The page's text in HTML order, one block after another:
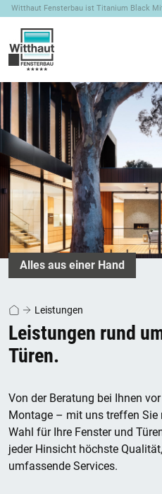
Witthaut Fensterbau ist Titanium Black
Alles aus einer Hand
Leistungen
Leistungen rund
Türen.
Von der Beratung bei Ihnen
Montage – mit uns treffen
Wahl für Ihre Fenster und
jeder Hinsicht höchste
umfassende Services.